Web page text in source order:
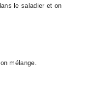
le saladier et on
mélange.